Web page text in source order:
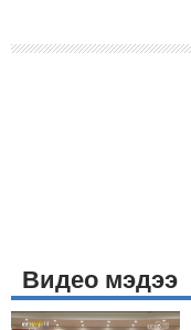
Видео мэдээ